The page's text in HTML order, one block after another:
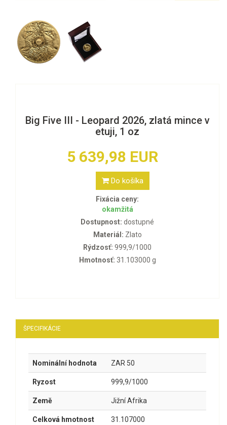
Big Five III - Leopard 2026, zlatá mince v
etuji, 1 oz
5 639,98 EUR
Do košíka
Fixácia ceny:
okamžitá
Dostupnost: dostupné
Materiál: Zlato
Rýdzosť: 999,9/1000
Hmotnosť: 31.103000 g
ŠPECIFIKÁCIE
Nominální hodnota ZAR 50
Ryzost 999,9/1000
Země Jižní Afrika
Celková hmotnost
31.107000